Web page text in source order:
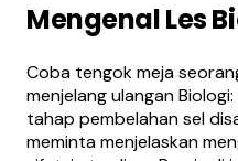
Mengenal Les
Coba tengok meja
menjelang ulangan
tahap pembelahan sel
meminta menjelaskan